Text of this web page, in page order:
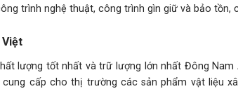
trình nghệ thuật, công trình gìn giữ và bảo tồn,
lượng tốt nhất và trữ lượng lớn nhất Đông
cấp cho thị trường các sản phẩm vật liệu